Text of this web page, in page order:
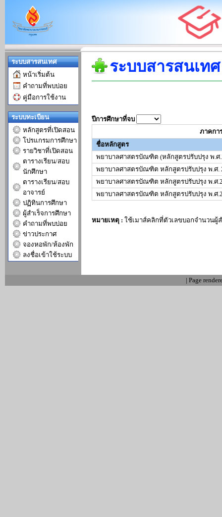
ระบบสารสนเทศ
หน้าเริ่มต้น
คำถามที่พบบ่อย
คู่มือการใช้งาน
ระบบทะเบียน
หลักสูตรที่เปิดสอน
โปรแกรมการศึกษา
รายวิชาที่เปิดสอน
ตารางเรียน/สอบ
นักศึกษา
ตารางเรียน/สอบ
อาจารย์
ปฏิทินการศึกษา
ผู้สำเร็จการศึกษา
คำถามที่พบบ่อย
ข่าวประกาศ
จองหอพัก/ห้องพัก
ลงชื่อเข้าใช้ระบบ
ระบบสารสนเทศ
ปีการศึกษาที่จบ
ภาคกา
ชื่อหลักสูตร
พยาบาลศาสตรบัณฑิต (หลักสูตรปรับปรุง พ.ศ
พยาบาลศาสตรบัณฑิต หลักสูตรปรับปรุง พ.ศ.
พยาบาลศาสตรบัณฑิต หลักสูตรปรับปรุง พ.ศ
พยาบาลศาสตรบัณฑิต หลักสูตรปรับปรุง พ.ศ
หมายเหตุ : ใช้เมาส์คลิกที่ตัวเลขบอกจำนวนผู้
| Page